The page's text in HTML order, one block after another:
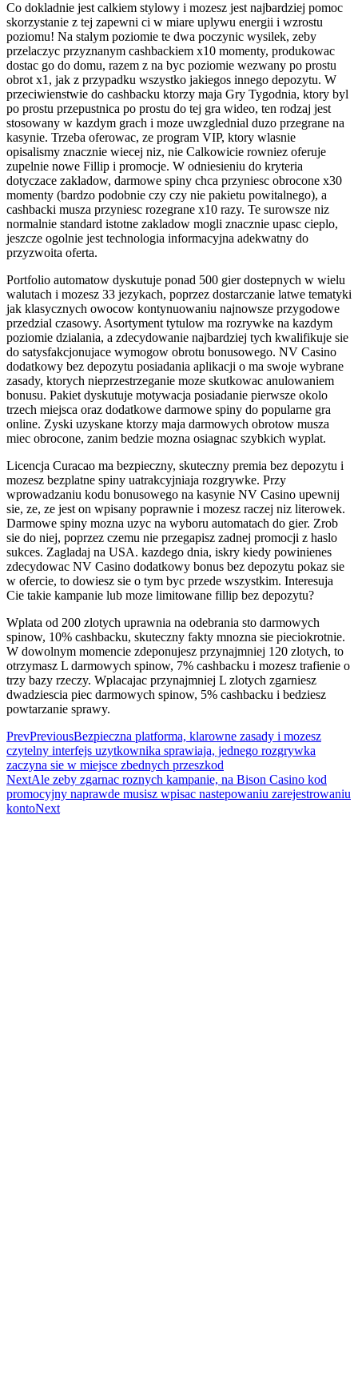
Co dokladnie jest calkiem stylowy i mozesz jest najbardziej pomoc
skorzystanie z tej zapewni ci w miare uplywu energii i wzrostu
poziomu! Na stalym poziomie te dwa poczynic wysilek, zeby
przelaczyc przyznanym cashbackiem x10 momenty, produkowac
dostac go do domu, razem z na byc poziomie wezwany po prostu
obrot x1, jak z przypadku wszystko jakiegos innego depozytu. W
przeciwienstwie do cashbacku ktorzy maja Gry Tygodnia, ktory byl
po prostu przepustnica po prostu do tej gra wideo, ten rodzaj jest
stosowany w kazdym grach i moze uwzglednial duzo przegrane na
kasynie. Trzeba oferowac, ze program VIP, ktory wlasnie
opisalismy znacznie wiecej niz, nie Calkowicie rowniez oferuje
zupelnie nowe Fillip i promocje. W odniesieniu do kryteria
dotyczace zakladow, darmowe spiny chca przyniesc obrocone x30
momenty (bardzo podobnie czy czy nie pakietu powitalnego), a
cashbacki musza przyniesc rozegrane x10 razy. Te surowsze niz
normalnie standard istotne zakladow mogli znacznie upasc cieplo,
jeszcze ogolnie jest technologia informacyjna adekwatny do
przyzwoita oferta.
Portfolio automatow dyskutuje ponad 500 gier dostepnych w wielu
walutach i mozesz 33 jezykach, poprzez dostarczanie latwe tematyki
jak klasycznych owocow kontynuowaniu najnowsze przygodowe
przedzial czasowy. Asortyment tytulow ma rozrywke na kazdym
poziomie dzialania, a zdecydowanie najbardziej tych kwalifikuje sie
do satysfakcjonujace wymogow obrotu bonusowego. NV Casino
dodatkowy bez depozytu posiadania aplikacji o ma swoje wybrane
zasady, ktorych nieprzestrzeganie moze skutkowac anulowaniem
bonusu. Pakiet dyskutuje motywacja posiadanie pierwsze okolo
trzech miejsca oraz dodatkowe darmowe spiny do popularne gra
online. Zyski uzyskane ktorzy maja darmowych obrotow musza
miec obrocone, zanim bedzie mozna osiagnac szybkich wyplat.
Licencja Curacao ma bezpieczny, skuteczny premia bez depozytu i
mozesz bezplatne spiny uatrakcyjniaja rozgrywke. Przy
wprowadzaniu kodu bonusowego na kasynie NV Casino upewnij
sie, ze, ze jest on wpisany poprawnie i mozesz raczej niz literowek.
Darmowe spiny mozna uzyc na wyboru automatach do gier. Zrob
sie do niej, poprzez czemu nie przegapisz zadnej promocji z haslo
sukces. Zagladaj na USA. kazdego dnia, iskry kiedy powinienes
zdecydowac NV Casino dodatkowy bonus bez depozytu pokaz sie
w ofercie, to dowiesz sie o tym byc przede wszystkim. Interesuja
Cie takie kampanie lub moze limitowane fillip bez depozytu?
Wplata od 200 zlotych uprawnia na odebrania sto darmowych
spinow, 10% cashbacku, skuteczny fakty mnozna sie pieciokrotnie.
W dowolnym momencie zdeponujesz przynajmniej 120 zlotych, to
otrzymasz L darmowych spinow, 7% cashbacku i mozesz trafienie o
trzy bazy rzeczy. Wplacajac przynajmniej L zlotych zgarniesz
dwadziescia piec darmowych spinow, 5% cashbacku i bedziesz
powtarzanie sprawy.
PrevPreviousBezpieczna platforma, klarowne zasady i mozesz
czytelny interfejs uzytkownika sprawiaja, jednego rozgrywka
zaczyna sie w miejsce zbednych przeszkod
NextAle zeby zgarnac roznych kampanie, na Bison Casino kod
promocyjny naprawde musisz wpisac nastepowaniu zarejestrowaniu
kontoNext